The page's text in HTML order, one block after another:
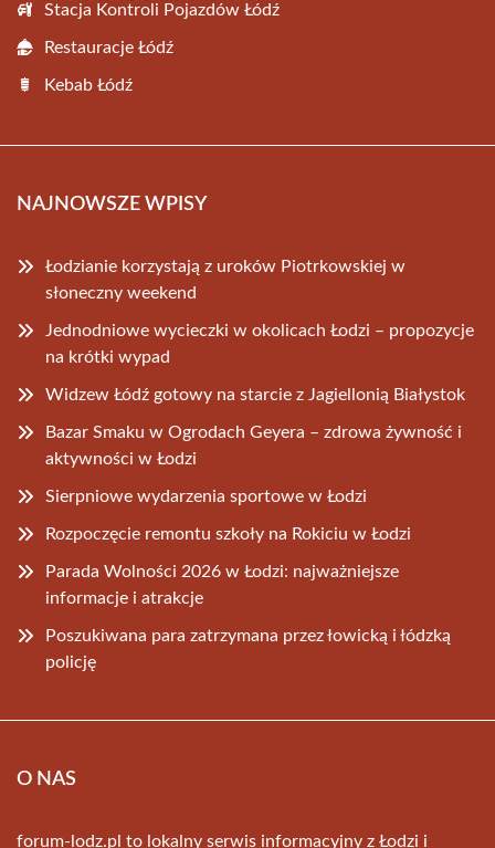
Stacja Kontroli Pojazdów Łódź
Restauracje Łódź
Kebab Łódź
NAJNOWSZE WPISY
Łodzianie korzystają z uroków Piotrkowskiej w
słoneczny weekend
Jednodniowe wycieczki w okolicach Łodzi – propozycje
na krótki wypad
Widzew Łódź gotowy na starcie z Jagiellonią Białystok
Bazar Smaku w Ogrodach Geyera – zdrowa żywność i
aktywności w Łodzi
Sierpniowe wydarzenia sportowe w Łodzi
Rozpoczęcie remontu szkoły na Rokiciu w Łodzi
Parada Wolności 2026 w Łodzi: najważniejsze
informacje i atrakcje
Poszukiwana para zatrzymana przez łowicką i łódzką
policję
O NAS
forum-lodz.pl to lokalny serwis informacyjny z Łodzi i